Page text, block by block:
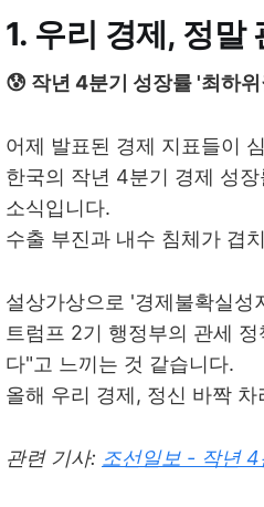
1. 우리 경제, 정말
😰 작년 4분기 성장률 '최하
어제 발표된 경제 지표들이
한국의 작년 4분기 경제 성
소식입니다.
수출 부진과 내수 침체가 겹
설상가상으로 '경제불확실
트럼프 2기 행정부의 관세
다"고 느끼는 것 같습니다.
올해 우리 경제, 정신 바짝
관련 기사: 조선일보 - 작년